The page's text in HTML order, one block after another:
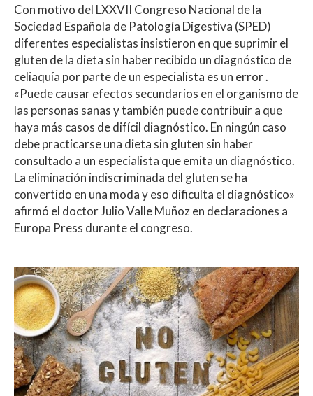
Con motivo del LXXVII Congreso Nacional de la
Sociedad Española de Patología Digestiva (SPED)
diferentes especialistas insistieron en que suprimir el
gluten de la dieta sin haber recibido un diagnóstico de
celiaquía por parte de un especialista es un error .
«Puede causar efectos secundarios en el organismo de
las personas sanas y también puede contribuir a que
haya más casos de difícil diagnóstico. En ningún caso
debe practicarse una dieta sin gluten sin haber
consultado a un especialista que emita un diagnóstico.
La eliminación indiscriminada del gluten se ha
convertido en una moda y eso dificulta el diagnóstico»
afirmó el doctor Julio Valle Muñoz en declaraciones a
Europa Press durante el congreso.